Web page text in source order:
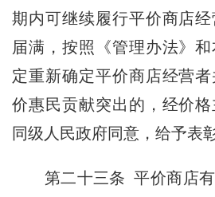
期内可继续履行平价商店
届满，按照《管理办法》
定重新确定平价商店经营
价惠民贡献突出的，经价
同级人民政府同意，给予表
第二十三条 平价商店